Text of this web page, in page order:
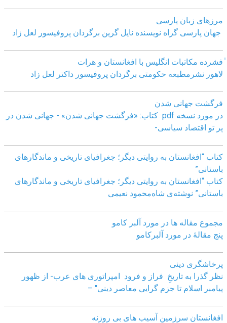
مرزهای زبان پارسی
جهان پارسی گراه نویسنده نایل گرین برگردان پروفیسور لعل زاد
ٰفشرده مکاتبات انگلیس با افغانستان و هرات
لاهور نشرمطبعه حکومتی برگردان پروفیسور داکتر لعل زاد
فرگشت جهانی شدن
در مورد نسخه pdf کتاب: «فرگشت جهانی شدن» - جهانی شدن در
پر تو اقتصاد سیاسی-
کتاب “افغانستان به روایتی دیگر؛ جغرافیای تاریخی و ماندگارهای
باستانی”
کتاب “افغانستان به روایتی دیگر؛ جغرافیای تاریخی و ماندگارهای
باستانی” نوشته‌ی شاه‌محمود نعیمی
مجموع مقاله ها در مورد آلبر کامو
پنج مقالهٔ در مورد آلبرکامو
پرخاشگری دینی
نظر گذرا به تاریخِ فراز و فرود امپراتوری های عرب- از ظهور
پیامبر اسلام تا جزم گرایی معاصر دینی" –
افغانستان سرزمین آسیب های بی روزنه